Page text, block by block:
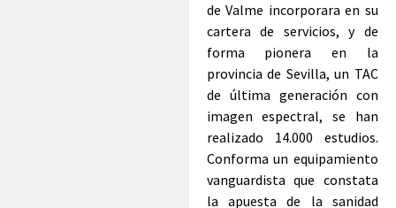
de Valme incorporara en su
cartera de servicios, y de
forma pionera en la
provincia de Sevilla, un TAC
de última generación con
imagen espectral, se han
realizado 14.000 estudios.
Conforma un equipamiento
vanguardista que constata
la apuesta de la sanidad